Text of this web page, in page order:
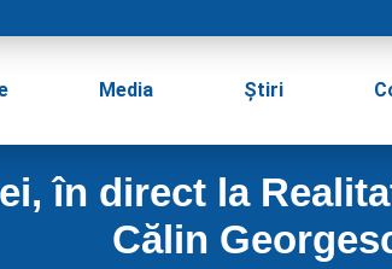
Media Știri
în direct la
Călin